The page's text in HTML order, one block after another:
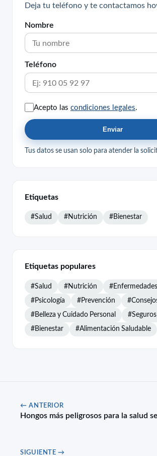
Deja tu teléfono y te contactamos
Nombre
Teléfono
Acepto las condiciones legales
Enviar
Tus datos se usan solo para atender la
Etiquetas
#Salud #Nutrición #Bienestar
Etiquetas populares
#Salud #Nutrición #Enfermedades
#Psicología #Prevención
#Belleza y Cuidado Personal
#Bienestar #Alimentación Saludable
← ANTERIOR
Hongos más peligrosos para la salud
SIGUIENTE →